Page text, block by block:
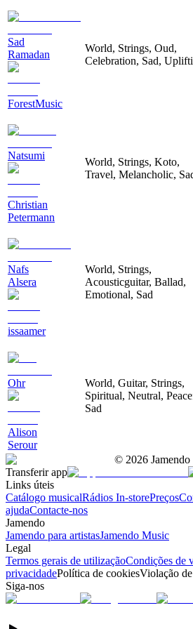
Sad
Ramadan
ForestMusic
World, Strings, Oud,
Celebration, Sad,
Natsumi
Christian
Petermann
World, Strings, Koto,
Travel, Melancholic,
Nafs
Alsera
issaamer
World, Strings,
Acousticguitar, Ballad,
Emotional, Sad
Ohr
Alison
Serour
World, Guitar, Strings,
Spiritual, Neutral,
Sad
© 2026
Transferir app
Links úteis
Catálogo musicalRádios In-storePreços
ajudaContacte-nos
Jamendo
Jamendo para artistasJamendo Music
Legal
Termos gerais de utilizaçãoCondições de
privacidadePolítica de cookiesViolação
Siga-nos